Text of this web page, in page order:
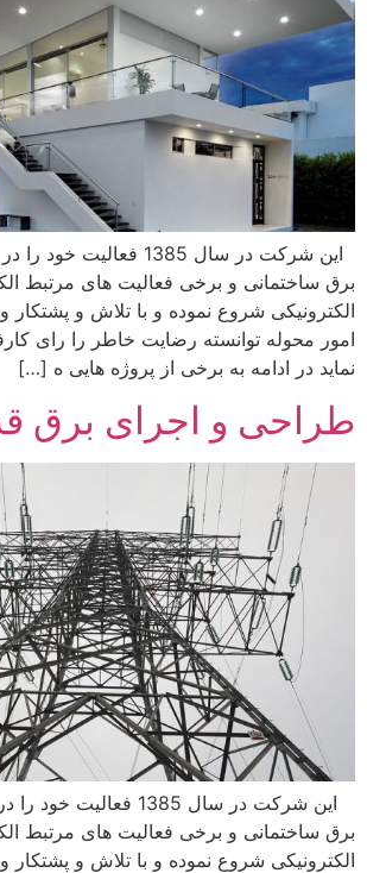
این شرکت در سال 1385 فعالیت
ساختمانی و برخی فعالیت های مرتبط
شروع نموده و با تلاش و پشتکار و
محوله توانسته رضایت خاطر را رای
در ادامه به برخی از پروژه هایی ه […]
و اجرای برق
این شرکت در سال 1385 فعالیت
ساختمانی و برخی فعالیت های مرتبط
شروع نموده و با تلاش و پشتکار و